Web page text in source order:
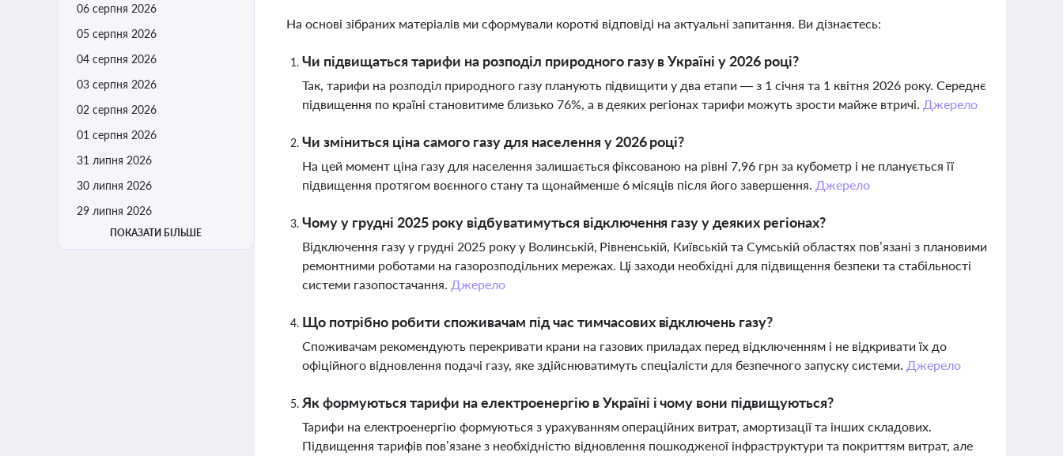
06 серпня 2026
05 серпня 2026
04 серпня 2026
03 серпня 2026
02 серпня 2026
01 серпня 2026
31 липня 2026
30 липня 2026
29 липня 2026
ПОКАЗАТИ БІЛЬШЕ
На основі зібраних матеріалів ми сформували короткі відповіді на актуальні запитання. Ви дізнаєтесь:
Чи підвищаться тарифи на розподіл природного газу в Україні у 2026 році?
Так, тарифи на розподіл природного газу планують підвищити у два етапи — з 1 січня та 1 квітня 2026 року. Середнє
підвищення по країні становитиме близько 76%, а в деяких регіонах тарифи можуть зрости майже втричі. Джерело
Чи зміниться ціна самого газу для населення у 2026 році?
На цей момент ціна газу для населення залишається фіксованою на рівні 7,96 грн за кубометр і не планується її
підвищення протягом воєнного стану та щонайменше 6 місяців після його завершення. Джерело
Чому у грудні 2025 року відбуватимуться відключення газу у деяких регіонах?
Відключення газу у грудні 2025 року у Волинській, Рівненській, Київській та Сумській областях пов’язані з плановими
ремонтними роботами на газорозподільних мережах. Ці заходи необхідні для підвищення безпеки та стабільності
системи газопостачання. Джерело
Що потрібно робити споживачам під час тимчасових відключень газу?
Споживачам рекомендують перекривати крани на газових приладах перед відключенням і не відкривати їх до
офіційного відновлення подачі газу, яке здійснюватимуть спеціалісти для безпечного запуску системи. Джерело
Як формуються тарифи на електроенергію в Україні і чому вони підвищуються?
Тарифи на електроенергію формуються з урахуванням операційних витрат, амортизації та інших складових.
Підвищення тарифів пов’язане з необхідністю відновлення пошкодженої інфраструктури та покриттям витрат, але